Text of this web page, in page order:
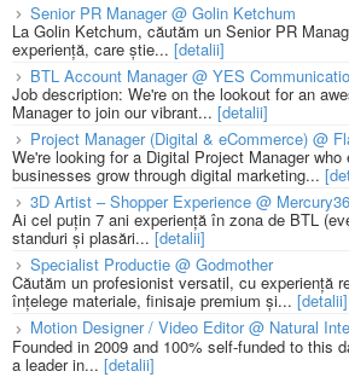
Senior PR Manager @ Golin Ketchum
La Golin Ketchum, căutăm un Senior PR
experiență, care știe... [detalii]
BTL Account Manager @ YES
Job description: We're on the lookout for an
Manager to join our vibrant... [detalii]
Project Manager (Digital & eCommerce) @
We're looking for a Digital Project Manager who
businesses grow through digital marketing...
3D Artist – Shopper Experience @
Ai cel puțin 7 ani experiență în zona de BTL
standuri și plasări... [detalii]
Specialist Productie @ Godmother
Căutăm un profesionist versatil, cu experiență
înțelege materiale, finisaje premium și... [detalii]
Motion Designer / Video Editor @ Natural
Founded in 2009 and 100% self-funded to this
a leader in... [detalii]